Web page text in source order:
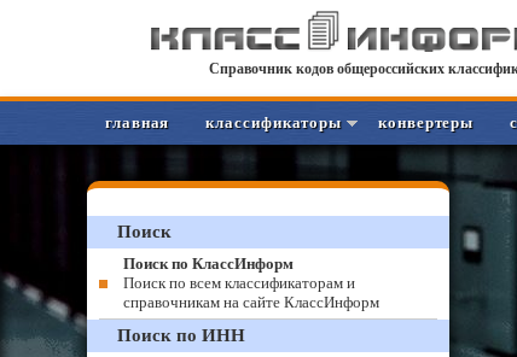
Справочник кодов общероссийских
главная классификаторы конвертеры
Поиск
Поиск по КлассИнформ
Поиск по всем классификаторам и
справочникам на сайте КлассИнформ
Поиск по ИНН